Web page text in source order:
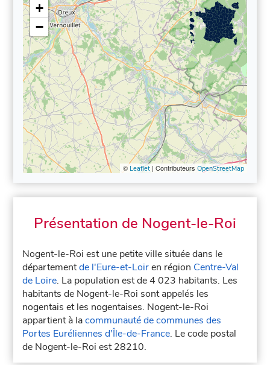
+
−
© Leaflet| Contributeurs OpenStreetMap
Présentation de Nogent-le-Roi
Nogent-le-Roi est une petite ville située dans le
départementde l'Eure-et-Loiren région Centre-Val
de Loire. La population est de 4 023 habitants. Les
habitants de Nogent-le-Roi sont appelés les
nogentais et les nogentaises. Nogent-le-Roi
appartient à lacommunauté de communes des
Portes Euréliennes d'Île-de-France. Le code postal
de Nogent-le-Roi est 28210.